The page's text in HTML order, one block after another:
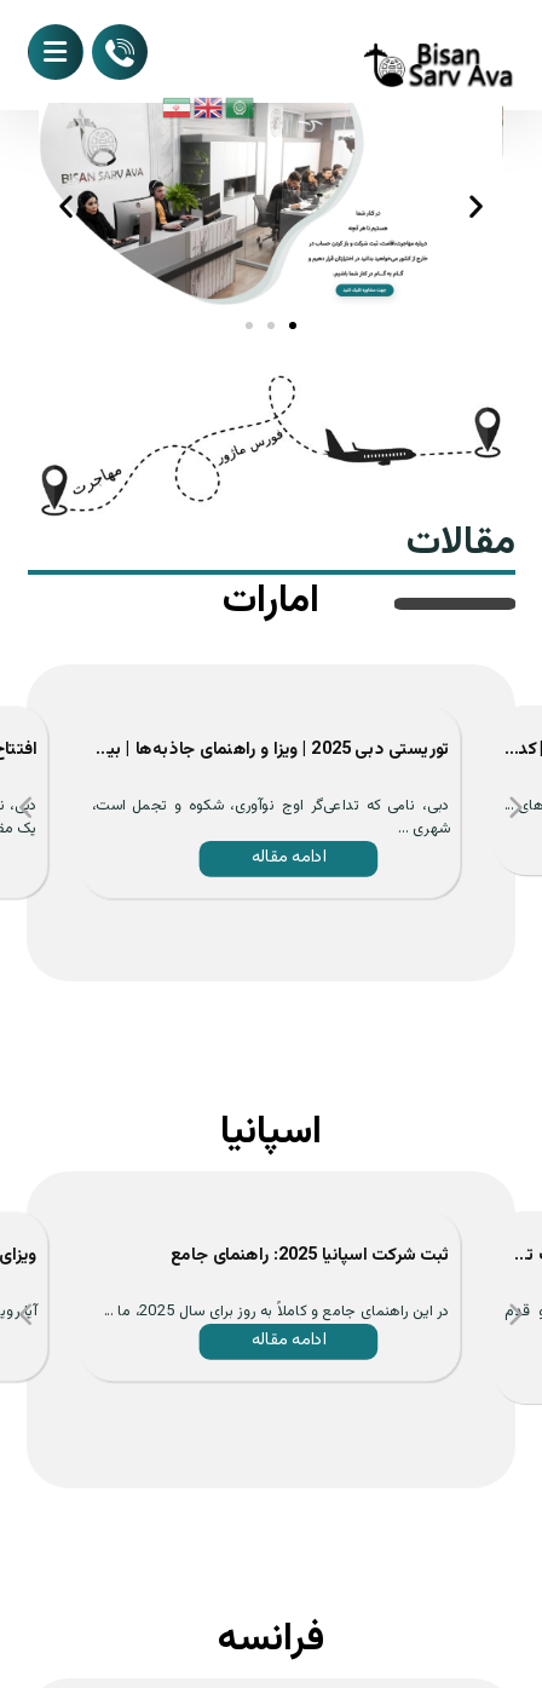
مقالات
امارات
مقایسه ثبت شرکت در دبی، ابوظبی و شارجه | کدام گزینه ...
...
توریستی دبی 2025 | ویزا و راهنمای جاذبه‌ها | بیسان سرو ...
دبی، نامی که تداعی‌گر اوج نوآوری، شکوه و تجمل است،
شهری ...
ادامه مقاله
یک
اسپانیا
ویزای تحصیلی اسپانیا 2025 | راهنمای مهاجرت تحصیلی به اسپانیا
قدم
ثبت شرکت اسپانیا 2025: راهنمای جامع
در این راهنمای جامع و کاملاً به روز برای سال 2025، ما ...
ادامه مقاله
آیا
فرانسه